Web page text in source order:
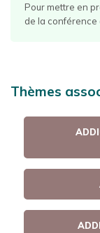
Pour mettre en
de la conférence
Thèmes